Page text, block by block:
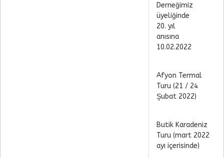
Derneğimiz
üyeliğinde
20. yıl
anısına
10.02.2022
Afyon Termal
Turu (21 / 24
Şubat 2022)
Butik Karadeniz
Turu (mart 2022
ayı içerisinde)